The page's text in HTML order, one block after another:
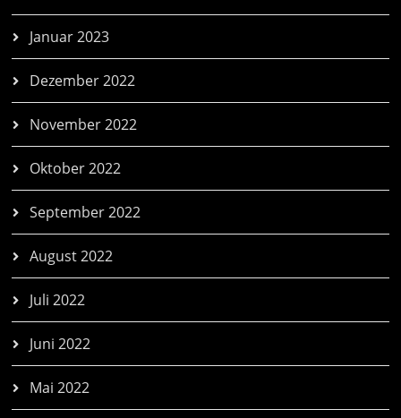
Januar 2023
Dezember 2022
November 2022
Oktober 2022
September 2022
August 2022
Juli 2022
Juni 2022
Mai 2022